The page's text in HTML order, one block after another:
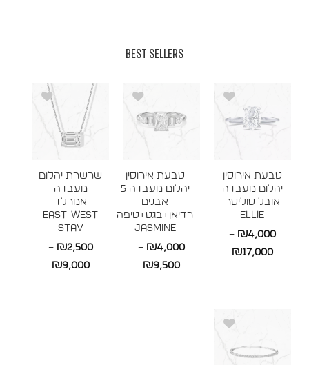
BEST SELLERS
טבעת אירוסין
יהלום מעבדה
אובל סוליטר
ELLIE
₪4,000
–
₪17,000
טבעת אירוסין
יהלום מעבדה 5
אבנים
רדיאן+בגט+טיפה
JASMINE
₪4,000
–
₪9,500
שרשרת יהלום
מעבדה
אמרלד
East-West
STAV
₪2,500
–
₪9,000